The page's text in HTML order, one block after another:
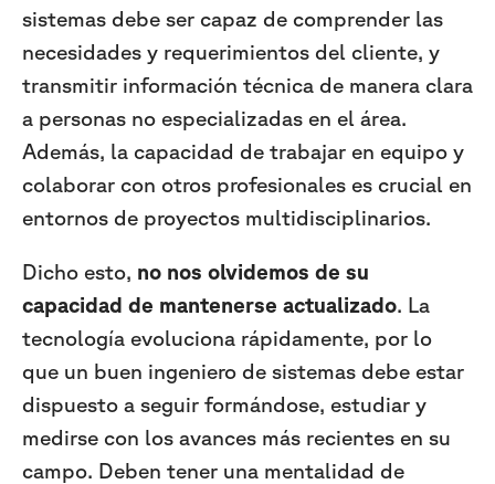
sistemas debe ser capaz de comprender las
necesidades y requerimientos del cliente, y
transmitir información técnica de manera clara
a personas no especializadas en el área.
Además, la capacidad de trabajar en equipo y
colaborar con otros profesionales es crucial en
entornos de proyectos multidisciplinarios.
Dicho esto, no nos olvidemos de su
capacidad de mantenerse actualizado. La
tecnología evoluciona rápidamente, por lo
que un buen ingeniero de sistemas debe estar
dispuesto a seguir formándose, estudiar y
medirse con los avances más recientes en su
campo. Deben tener una mentalidad de